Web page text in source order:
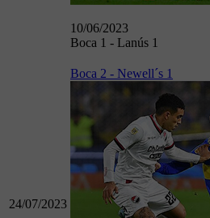
10/06/2023
Boca 1 - Lanús 1
24/07/2023
Boca 2 - Newell´s 1